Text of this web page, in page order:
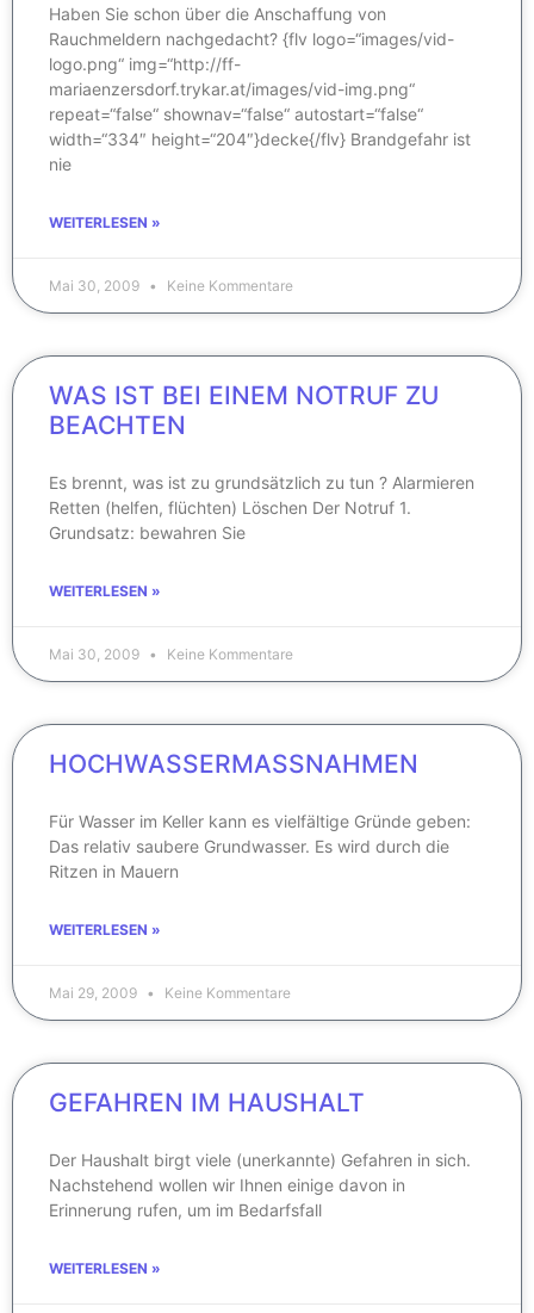
Haben Sie schon über die Anschaffung von
Rauchmeldern nachgedacht? {flv logo=“images/vid-
logo.png“ img=“http://ff-
mariaenzersdorf.trykar.at/images/vid-img.png“
repeat=“false“ shownav=“false“ autostart=“false“
width=“334″ height=“204″}decke{/flv} Brandgefahr ist
nie
WEITERLESEN »
Mai 30, 2009 Keine Kommentare
WAS IST BEI EINEM NOTRUF ZU
BEACHTEN
Es brennt, was ist zu grundsätzlich zu tun ? Alarmieren
Retten (helfen, flüchten) Löschen Der Notruf 1.
Grundsatz: bewahren Sie
WEITERLESEN »
Mai 30, 2009 Keine Kommentare
HOCHWASSERMASSNAHMEN
Für Wasser im Keller kann es vielfältige Gründe geben:
Das relativ saubere Grundwasser. Es wird durch die
Ritzen in Mauern
WEITERLESEN »
Mai 29, 2009 Keine Kommentare
GEFAHREN IM HAUSHALT
Der Haushalt birgt viele (unerkannte) Gefahren in sich.
Nachstehend wollen wir Ihnen einige davon in
Erinnerung rufen, um im Bedarfsfall
WEITERLESEN »